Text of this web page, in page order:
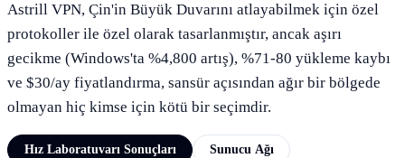
Astrill VPN, Çin'in Büyük Duvarını atlayabilmek için özel
protokoller ile özel olarak tasarlanmıştır, ancak aşırı
gecikme (Windows'ta %4,800 artış), %71-80 yükleme kaybı
ve $30/ay fiyatlandırma, sansür açısından ağır bir bölgede
olmayan hiç kimse için kötü bir seçimdir.
Hız Laboratuvarı Sonuçları Sunucu Ağı